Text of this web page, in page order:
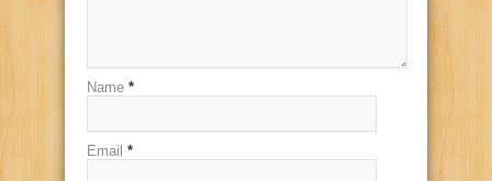
Name *
Email *